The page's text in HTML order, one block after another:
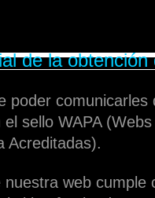
de la obtención
poder comunicarles
sello WAPA
Acreditadas).
web cumple